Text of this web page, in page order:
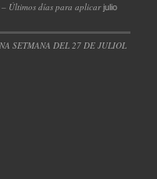
– Últimos días para aplicar julio
SETMANA DEL 27 DE JULIOL